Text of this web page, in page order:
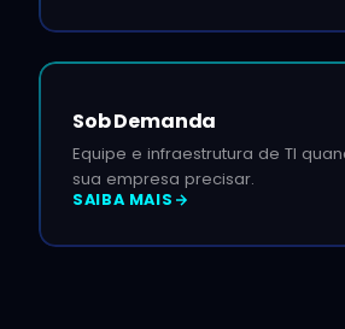
Sob Demanda
Equipe e infraestrutura de TI
sua empresa precisar.
SAIBA MAIS